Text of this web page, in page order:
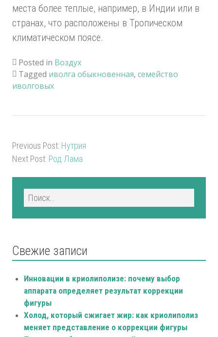
места более теплые, например, в Индии или в
странах, что расположены в Тропическом
климатическом поясе.
Posted in Воздух
Tagged иволга обыкновенная, семейство
иволговых
Previous Post: Нутрия
Next Post: Род Лама
Свежие записи
Инновации в криолиполизе: почему выбор
аппарата определяет результат коррекции
фигуры
Холод, который сжигает жир: как криолиполиз
меняет представление о коррекции фигуры